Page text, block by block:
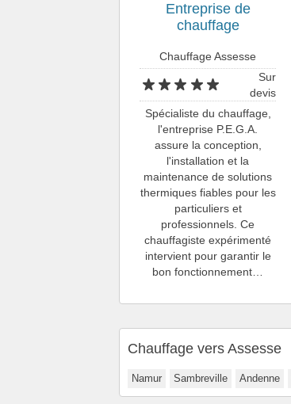
Entreprise de
chauffage
Chauffage Assesse
Sur
devis
Spécialiste du chauffage,
l'entreprise P.E.G.A.
assure la conception,
l'installation et la
maintenance de solutions
thermiques fiables pour les
particuliers et
professionnels. Ce
chauffagiste expérimenté
intervient pour garantir le
bon fonctionnement…
Chauffage vers Assesse
Namur Sambreville Andenne